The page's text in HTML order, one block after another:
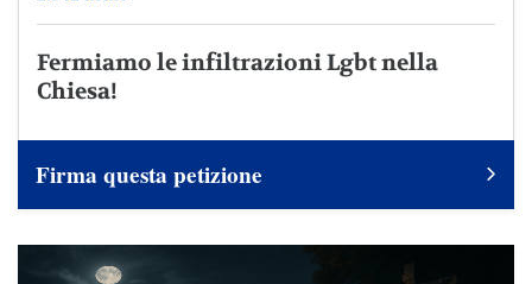
Fermiamo le infiltrazioni Lgbt nella
Chiesa!
Firma questa petizione